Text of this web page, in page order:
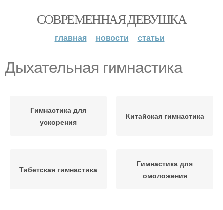
СОВРЕМЕННАЯ ДЕВУШКА
главная новости статьи
Дыхательная гимнастика
Гимнастика для
ускорения
Китайская гимнастика
Тибетская гимнастика
Гимнастика для
омоложения